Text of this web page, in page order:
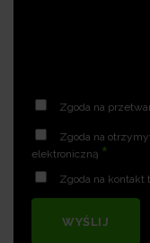
Zgoda na
Zgoda na
elektroniczną *
Zgoda na
WYŚLIJ